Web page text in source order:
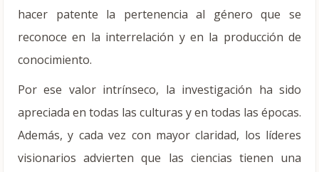
hacer patente la pertenencia al género que se
reconoce en la interrelación y en la producción de
conocimiento.
Por ese valor intrínseco, la investigación ha sido
apreciada en todas las culturas y en todas las épocas.
Además, y cada vez con mayor claridad, los líderes
visionarios advierten que las ciencias tienen una